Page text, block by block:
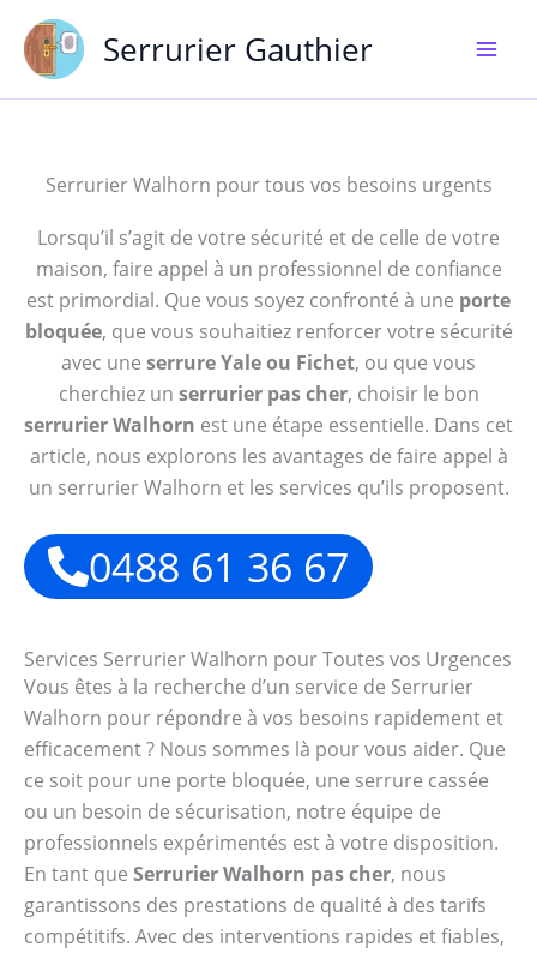
contenu
Serrurier Gauthier
Serrurier Walhorn pour tous vos besoins urgents
Lorsqu’il s’agit de votre sécurité et de celle de votre
maison, faire appel à un professionnel de confiance
est primordial. Que vous soyez confronté à une porte
bloquée, que vous souhaitiez renforcer votre sécurité
avec une serrure Yale ou Fichet, ou que vous
cherchiez un serrurier pas cher, choisir le bon
serrurier Walhorn est une étape essentielle. Dans cet
article, nous explorons les avantages de faire appel à
un serrurier Walhorn et les services qu’ils proposent.
0488 61 36 67
Services Serrurier Walhorn pour Toutes vos Urgences
Vous êtes à la recherche d’un service de Serrurier
Walhorn pour répondre à vos besoins rapidement et
efficacement ? Nous sommes là pour vous aider. Que
ce soit pour une porte bloquée, une serrure cassée
ou un besoin de sécurisation, notre équipe de
professionnels expérimentés est à votre disposition.
En tant que Serrurier Walhorn pas cher, nous
garantissons des prestations de qualité à des tarifs
compétitifs. Avec des interventions rapides et fiables,